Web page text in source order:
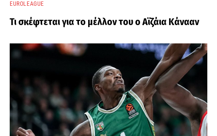
EUROLEAGUE
Τι σκέφτεται για το μέλλον του ο Αϊζάια Κάνααν